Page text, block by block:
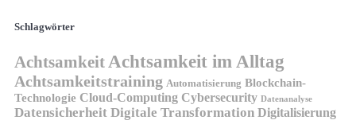
Schlagwörter
AchtsamkeitAchtsamkeit im Alltag
Achtsamkeitstraining Automatisierung Blockchain-
Technologie Cloud-Computing Cybersecurity Datenanalyse
Datensicherheit Digitale Transformation Digitalisierung